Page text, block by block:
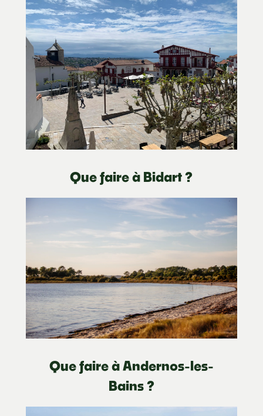
Que faire à Bidart ?
Que faire à Andernos-les-
Bains ?